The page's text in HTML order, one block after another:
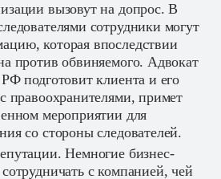
вызовут на допрос. В
сотрудники могут
которая впоследствии
против обвиняемого. Адвокат
подготовит клиента и его
правоохранителями, примет
мероприятии для
со стороны следователей.
Немногие бизнес-
с компанией, чей